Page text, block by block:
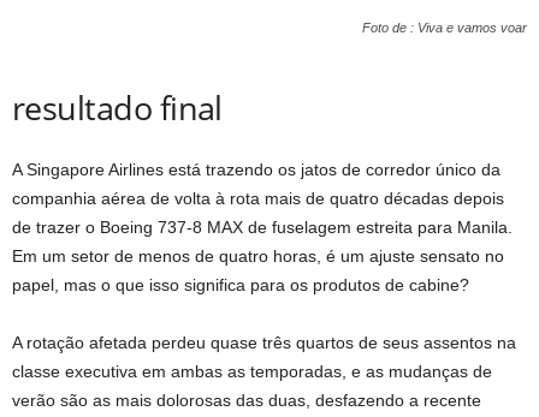
Foto de : Viva e vamos voar
resultado final
A Singapore Airlines está trazendo os jatos de corredor único da
companhia aérea de volta à rota mais de quatro décadas depois
de trazer o Boeing 737-8 MAX de fuselagem estreita para Manila.
Em um setor de menos de quatro horas, é um ajuste sensato no
papel, mas o que isso significa para os produtos de cabine?
A rotação afetada perdeu quase três quartos de seus assentos na
classe executiva em ambas as temporadas, e as mudanças de
verão são as mais dolorosas das duas, desfazendo a recente